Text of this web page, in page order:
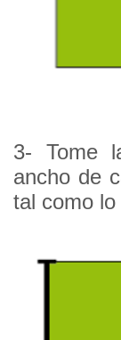
3- Tome
ancho de
tal como